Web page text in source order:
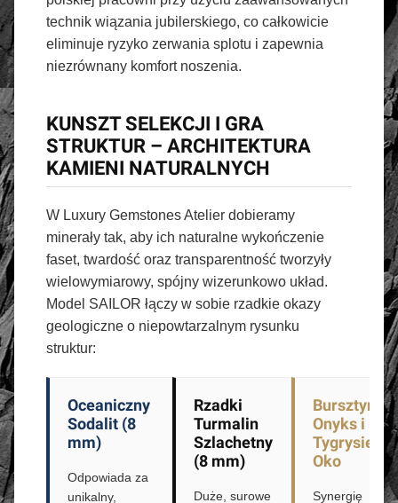
technik wiązania jubilerskiego, co całkowicie
eliminuje ryzyko zerwania splotu i zapewnia
niezrównany komfort noszenia.
KUNSZT SELEKCJI I GRA
STRUKTUR – ARCHITEKTURA
KAMIENI NATURALNYCH
W Luxury Gemstones Atelier dobieramy
minerały tak, aby ich naturalne wykończenie
faset, twardość oraz transparentność tworzyły
wielowymiarowy, spójny wizerunkowo układ.
Model SAILOR łączy w sobie rzadkie okazy
geologiczne o niepowtarzalnym rysunku
struktur:
Oceaniczny
Sodalit (8
mm)
Odpowiada za
unikalny,
Rzadki
Turmalin
Szlachetny
(8 mm)
Duże, surowe
Bursztyn,
Onyks i
Tygrysie
Oko
Synergię